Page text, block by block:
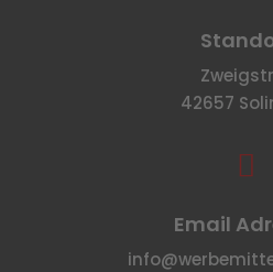
Zweigstr.
42657

Email